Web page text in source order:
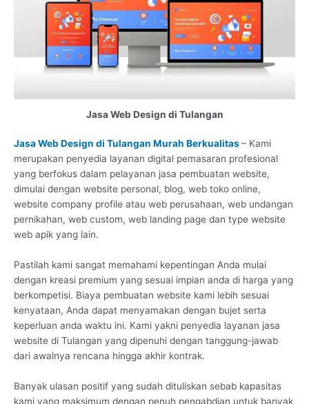
Jasa Web Design di Tulangan
Jasa Web Design di Tulangan Murah Berkualitas– Kami
merupakan penyedia layanan digital pemasaran profesional
yang berfokus dalam pelayanan jasa pembuatan website,
dimulai dengan website personal, blog, web toko online,
website company profile atau web perusahaan, web undangan
pernikahan, web custom, web landing page dan type website
web apik yang lain.
Pastilah kami sangat memahami kepentingan Anda mulai
dengan kreasi premium yang sesuai impian anda di harga yang
berkompetisi. Biaya pembuatan website kami lebih sesuai
kenyataan, Anda dapat menyamakan dengan bujet serta
keperluan anda waktu ini. Kami yakni penyedia layanan jasa
website di Tulangan yang dipenuhi dengan tanggung-jawab
dari awalnya rencana hingga akhir kontrak.
Banyak ulasan positif yang sudah dituliskan sebab kapasitas
kami yang maksimum dengan penuh pengabdian untuk banyak